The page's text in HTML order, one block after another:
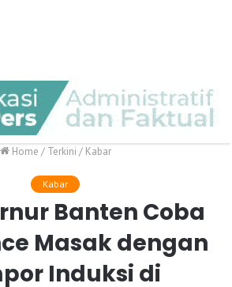
Home / Terkini / Kabar
Kabar
Banten Coba
Masak dengan
Induksi di